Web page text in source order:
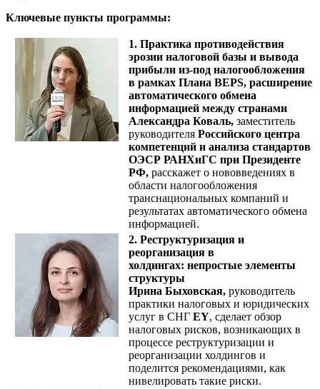
Ключевые пункты программы:
1. Практика противодействия
эрозии налоговой базы и вывода
прибыли из-под налогообложения
в рамках Плана BEPS, расширение
автоматического обмена
информацией между странами
Александра Коваль, заместитель
руководителя Российского центра
компетенций и анализа стандартов
ОЭСР РАНХиГС при Президенте
РФ, расскажет о нововведениях в
области налогообложения
транснациональных компаний и
результатах автоматического обмена
информацией.
2. Реструктуризация и
реорганизация в
холдингах: непростые элементы
структуры
Ирина Быховская, руководитель
практики налоговых и юридических
услуг в СНГ EY, сделает обзор
налоговых рисков, возникающих в
процессе реструктуризации и
реорганизации холдингов и
поделится рекомендациями, как
нивелировать такие риски.